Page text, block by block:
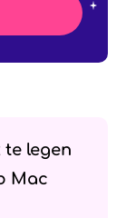
te legen
Mac